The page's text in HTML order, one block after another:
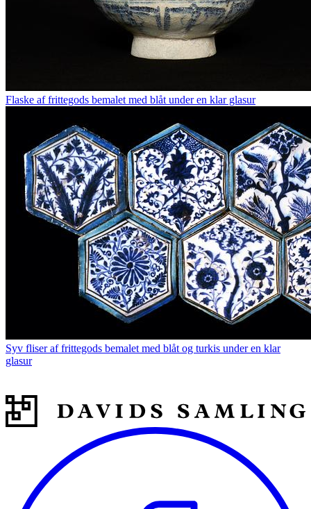
Flaske af frittegods bemalet med blåt under en klar glasur
Syv fliser af frittegods bemalet med blåt og turkis under en klar
glasur